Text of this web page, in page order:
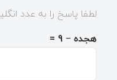
لطفا پاسخ را به عدد
هجده − 9 =